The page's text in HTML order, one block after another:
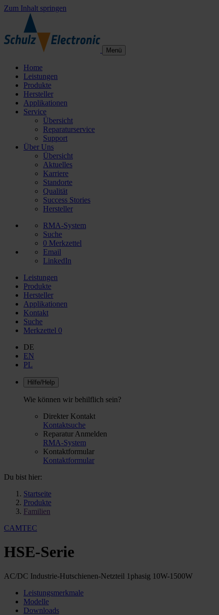
Zum Inhalt springen
Menü
Home
Leistungen
Produkte
Hersteller
Applikationen
Service
Übersicht
Reparaturservice
Support
Über Uns
Übersicht
Aktuelles
Karriere
Standorte
Qualität
Success Stories
Hersteller
RMA-System
Suche
0 Merkzettel
Email
LinkedIn
Leistungen
Produkte
Hersteller
Applikationen
Kontakt
Suche
Merkzettel 0
DE
EN
PL
Hilfe/Help
Wie können wir behilflich sein?
Direkter Kontakt
Kontaktsuche
Reparatur Anmelden
RMA-System
Kontaktformular
Kontaktformular
Du bist hier:
Startseite
Produkte
Familien
CAMTEC
HSE-Serie
AC/DC Industrie-Hutschienen-Netzteil 1phasig 10W-1500W
Leistungsmerkmale
Modelle
Downloads